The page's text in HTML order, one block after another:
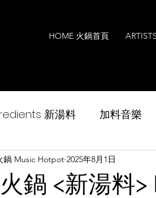
HOME 火鍋首頁
新湯料 加料音樂
悅•與•歌 Music
鍋 <新湯料
鍋 Music Hotpot 2025年8月1日